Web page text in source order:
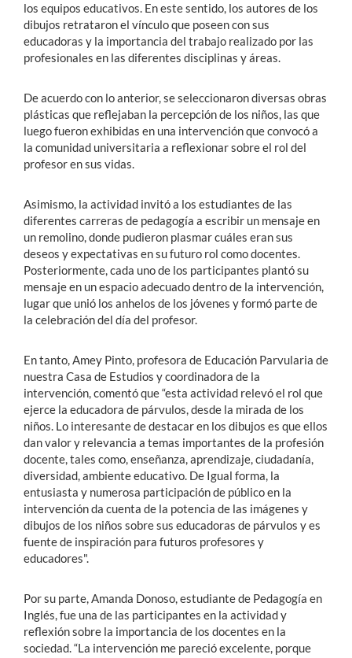
los equipos educativos. En este sentido, los autores de los
dibujos retrataron el vínculo que poseen con sus
educadoras y la importancia del trabajo realizado por las
profesionales en las diferentes disciplinas y áreas.
De acuerdo con lo anterior, se seleccionaron diversas obras
plásticas que reflejaban la percepción de los niños, las que
luego fueron exhibidas en una intervención que convocó a
la comunidad universitaria a reflexionar sobre el rol del
profesor en sus vidas.
Asimismo, la actividad invitó a los estudiantes de las
diferentes carreras de pedagogía a escribir un mensaje en
un remolino, donde pudieron plasmar cuáles eran sus
deseos y expectativas en su futuro rol como docentes.
Posteriormente, cada uno de los participantes plantó su
mensaje en un espacio adecuado dentro de la intervención,
lugar que unió los anhelos de los jóvenes y formó parte de
la celebración del día del profesor.
En tanto, Amey Pinto, profesora de Educación Parvularia de
nuestra Casa de Estudios y coordinadora de la
intervención, comentó que “esta actividad relevó el rol que
ejerce la educadora de párvulos, desde la mirada de los
niños. Lo interesante de destacar en los dibujos es que ellos
dan valor y relevancia a temas importantes de la profesión
docente, tales como, enseñanza, aprendizaje, ciudadanía,
diversidad, ambiente educativo. De Igual forma, la
entusiasta y numerosa participación de público en la
intervención da cuenta de la potencia de las imágenes y
dibujos de los niños sobre sus educadoras de párvulos y es
fuente de inspiración para futuros profesores y
educadores".
Por su parte, Amanda Donoso, estudiante de Pedagogía en
Inglés, fue una de las participantes en la actividad y
reflexión sobre la importancia de los docentes en la
sociedad. “La intervención me pareció excelente, porque